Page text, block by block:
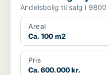
Areal
Ca. 100 m2
Pris
Ca. 600.000 kr.